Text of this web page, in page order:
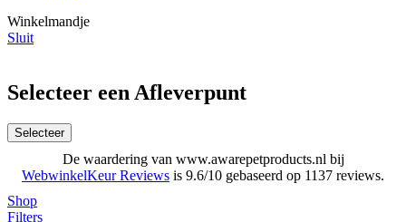
Winkelmandje
Sluit
Selecteer een Afleverpunt
Selecteer
De waardering van www.awarepetproducts.nl bij
WebwinkelKeur Reviews is 9.6/10 gebaseerd op 1137 reviews.
Shop
Filters